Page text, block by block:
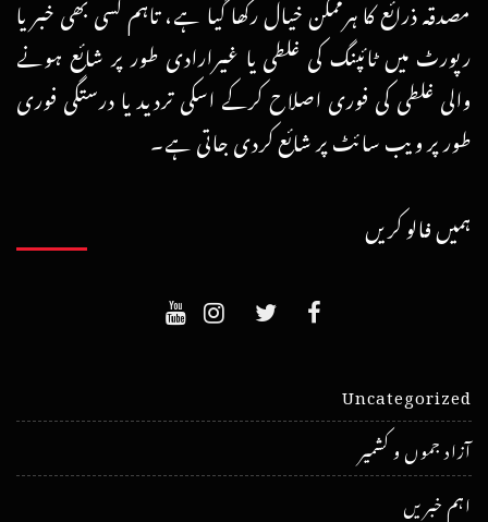
مصدقہ ذرائع کا ہرممکن خیال رکھا گیا ہے، تاہم کسی بھی خبر یا
رپورٹ میں ٹائپنگ کی غلطی یا غیرارادی طور پر شائع ہونے
والی غلطی کی فوری اصلاح کرکے اسکی تردید یا درستگی فوری
طور پر ویب سائٹ پر شائع کردی جاتی ہے۔
ہمیں فالو کریں
Uncategorized
آزاد جموں و کشمیر
اہم خبریں